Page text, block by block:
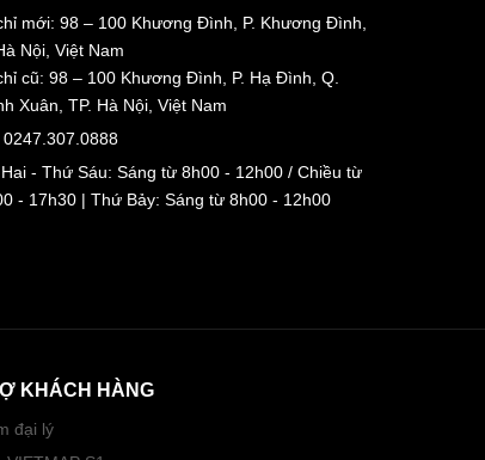
mới: 98 – 100 Khương Đình, P. Khương Đình,
Nội, Việt Nam
cũ: 98 – 100 Khương Đình, P. Hạ Đình, Q.
Xuân, TP. Hà Nội, Việt Nam
0247.307.0888
- Thứ Sáu: Sáng từ 8h00 - 12h00 / Chiều từ
- 17h30 | Thứ Bảy: Sáng từ 8h00 - 12h00
KHÁCH HÀNG
đại lý